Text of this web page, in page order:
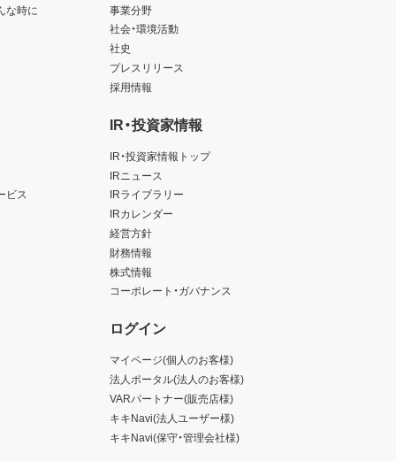
な時に
ビス
事業分野
社会・環境活動
社史
プレスリリース
採用情報
IR・投資家情報
IR・投資家情報トップ
IRニュース
IRライブラリー
IRカレンダー
経営方針
財務情報
株式情報
コーポレート・ガバナンス
ログイン
マイページ(個人のお客様)
法人ポータル(法人のお客様)
VARパートナー(販売店様)
キキNavi(法人ユーザー様)
キキNavi(保守・管理会社様)